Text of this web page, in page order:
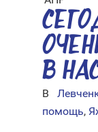
В
В
помощь,